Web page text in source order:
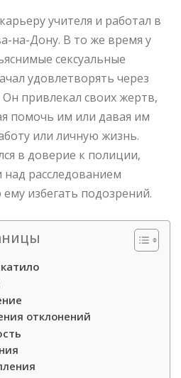
учителя и работал в
на-Дону. В то же время у
сексуальные
удовлетворять через
Он привлекал своих жертв,
помочь им или давая им
или личную жизнь.
в доверие к полиции,
над расследованием
избегать подозрений.
отклонений